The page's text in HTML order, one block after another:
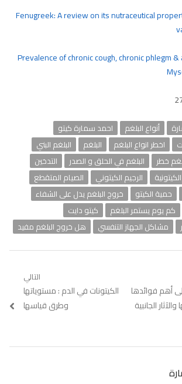
Fenugreek: A review on its nutraceutical
Prevalence of chronic cough, chronic phlegm
أنواع البلغم
احمد سمارة كيتو
اخطر انواع البلغم البلغم
البلغم البني
خطر البلغم في الحلق و الصدر
التدخين
الرجيم الكيتوني
الصيام المتقطع
حمية الكيتو
خروج البلغم يدل على الشفاء
كم يوم يستمر البلغم
كيتو دايت
مشاكل الجهاز التنفسي هل خروج البلغم مفيد
أهم فوائدها
الجانبية
التالي
Next
الكيتونات في الدم : مستوياتها
وطرق قياسها